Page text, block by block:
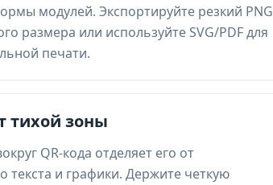
модулей. Экспортируйте резкий PNG
размера или используйте SVG/PDF для
печати.
тихой зоны
QR-кода отделяет его от
текста и графики. Держите четкую